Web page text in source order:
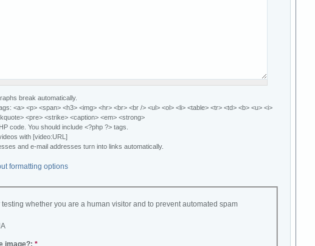
break automatically.
<a> <p> <span> <h3> <img> <hr> <br> <br /> <ul> <ol> <li> <table> <tr> <td> <b> <u> <i>
<pre> <strike> <caption> <em> <strong>
code. You should include <?php ?> tags.
with [video:URL]
and e-mail addresses turn into links automatically.
formatting options
whether you are a human visitor and to prevent automated spam
image?: *